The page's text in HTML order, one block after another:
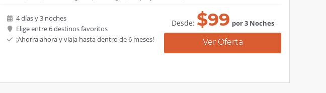
4 días y 3 noches
Elige entre 6 destinos favoritos
¡Ahorra ahora y viaja hasta dentro de 6 meses!
Desde: $99 por 3 Noches
Ver Oferta